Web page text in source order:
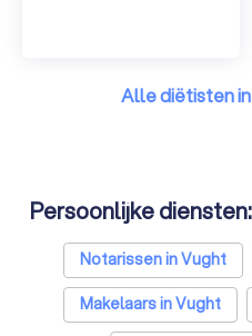
Alle diëtisten
Persoonlijke
Notarissen in Vught
Makelaars in Vught